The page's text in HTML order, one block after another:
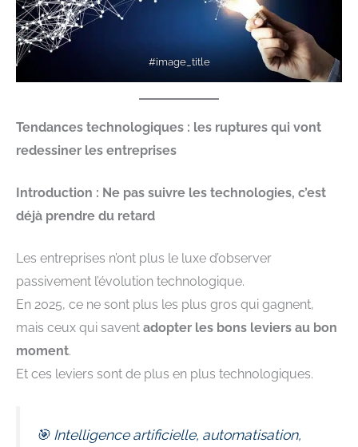
#image_title
Tendances technologiques : les ruptures qui vont
redessiner les entreprises
Introduction : Ne pas suivre les technologies, c’est
déjà prendre du retard
Les entreprises n’ont plus le luxe d’observer
passivement l’évolution technologique.
En 2025, ce ne sont plus les plus gros qui gagnent,
mais ceux qui savent adopter les bons leviers au bon
moment.
Et ces leviers sont de plus en plus technologiques.
🎯 Intelligence artificielle, automatisation,